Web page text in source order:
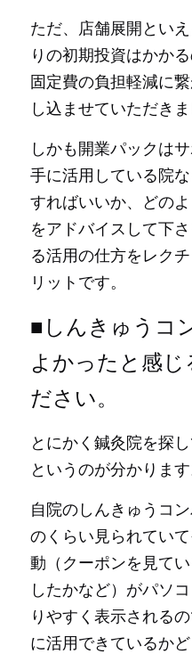
ただ、店舗展開とい
りの初期投資はかか
固定費の負担軽減に
し込ませていただきま
しかも開業パックは
手に活用している院
すればいいか、どの
をアドバイスして下
る活用の仕方をレク
リットです。
■しんきゅうコ
よかったと感じ
ださい。
とにかく鍼灸院を探
というのが分かります
自院のしんきゅうコ
のくらい見られてい
動（クーポンを見て
したかなど）がパソ
りやすく表示される
に活用できているか